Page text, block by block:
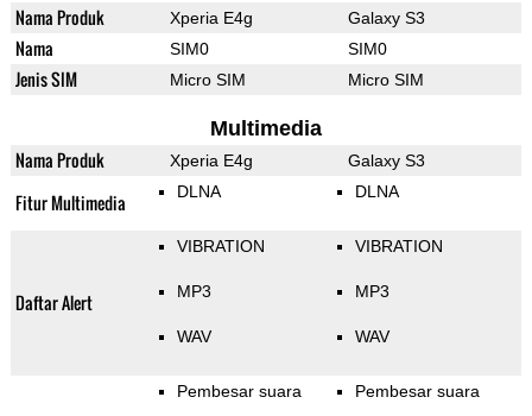
Nama Produk Xperia E4g Galaxy S3
Nama SIM0 SIM0
Jenis SIM Micro SIM Micro SIM
Multimedia
Nama Produk Xperia E4g Galaxy S3
Fitur Multimedia DLNA DLNA
Daftar Alert
VIBRATION
MP3
WAV
VIBRATION
MP3
WAV
Pembesar suara Pembesar suara